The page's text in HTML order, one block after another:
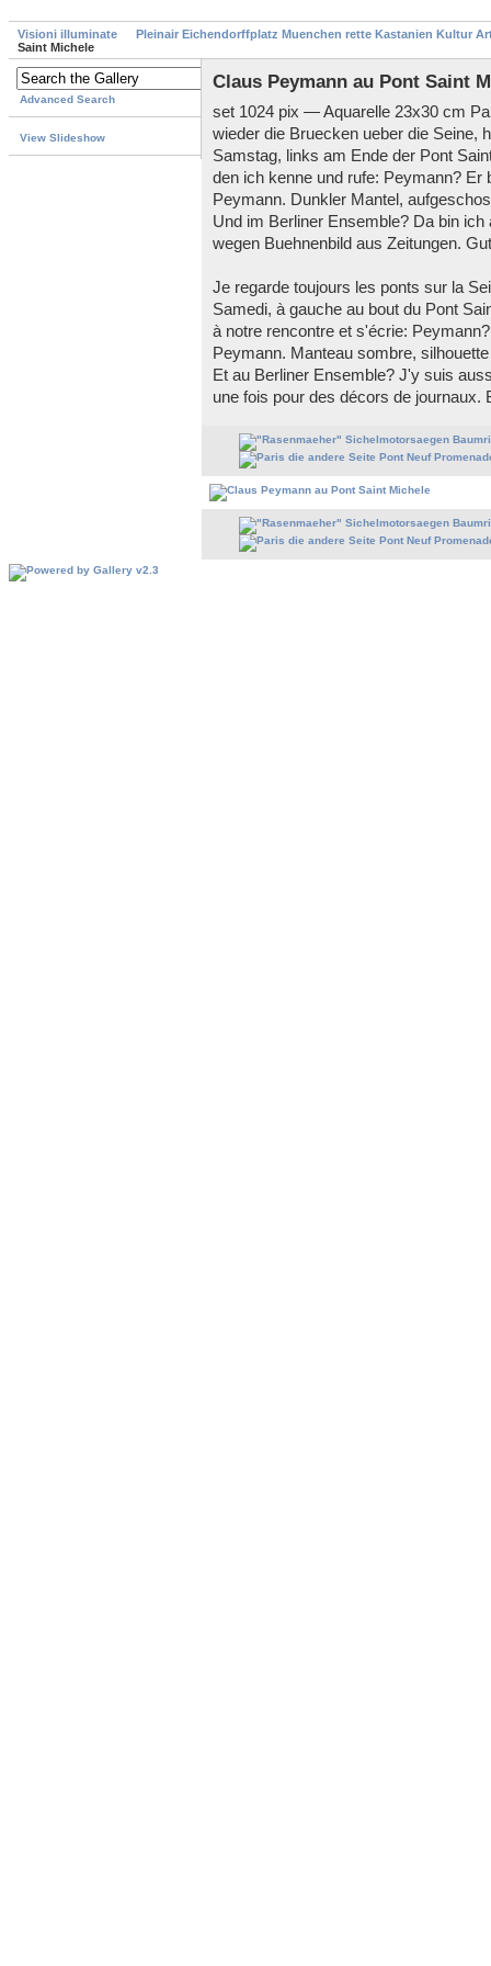
Visioni illuminate
Pleinair Eichendorffplatz Muenchen rette Kastanien Kultur
Saint Michele
Advanced Search
View Slideshow
Claus Peymann au Pont Saint
set 1024 pix — Aquarelle 23x30 cm
wieder die Bruecken ueber die Seine,
Samstag, links am Ende der Pont
den ich kenne und rufe: Peymann?
Peymann. Dunkler Mantel,
Und im Berliner Ensemble? Da bin
wegen Buehnenbild aus Zeitungen.
Je regarde toujours les ponts sur la
Samedi, à gauche au bout du Pont
à notre rencontre et s'écrie:
Peymann. Manteau sombre,
Et au Berliner Ensemble? J'y suis
une fois pour des décors de journaux.